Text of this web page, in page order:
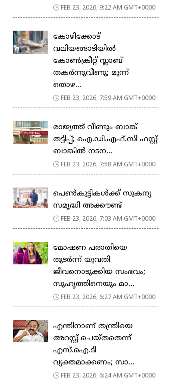
FEB 23, 2026, 9:22 AM GMT+0000
കോഴിക്കോട്
വലിയങ്ങാടിയിൽ
കോൺക്രീറ്റ് സ്ലാബ്
തകർന്നുവീണു; മൂന്ന്
തൊഴ...
FEB 23, 2026, 7:59 AM GMT+0000
രാജ്യത്ത് വീണ്ടും ബാങ്ക്
തട്ടിപ്പ്; ഐ.ഡി.എഫ്.സി ഫസ്റ്റ്
ബാങ്കിൽ നടന...
FEB 23, 2026, 7:58 AM GMT+0000
പെ​ൺ​കു​ട്ടി​ക​ൾ​ക്ക് സു​ക​ന്യ
സ​മൃ​ദ്ധി അ​ക്കൗ​ണ്ട്
FEB 23, 2026, 7:03 AM GMT+0000
മോഷണ പരാതിയെ
തുടര്‍ന്ന് യുവതി
ജീവനൊടുക്കിയ സംഭവം;
സുഹൃത്തിനെയും മാ...
FEB 23, 2026, 6:27 AM GMT+0000
എന്തിനാണ് തന്ത്രിയെ
അറസ്റ്റ് ചെയ്തതെന്ന്
എസ്.ഐ.ടി
വ്യക്തമാക്കണം; സാ...
FEB 23, 2026, 6:24 AM GMT+0000